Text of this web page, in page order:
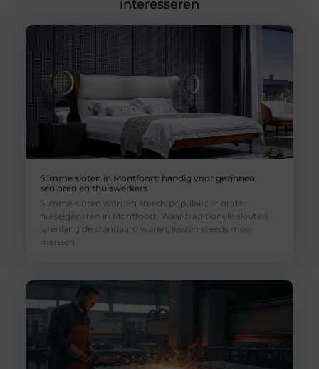
interesseren
Slimme sloten in Montfoort: handig voor gezinnen,
senioren en thuiswerkers
Slimme sloten worden steeds populairder onder
huiseigenaren in Montfoort. Waar traditionele sleutels
jarenlang de standaard waren, kiezen steeds meer
mensen